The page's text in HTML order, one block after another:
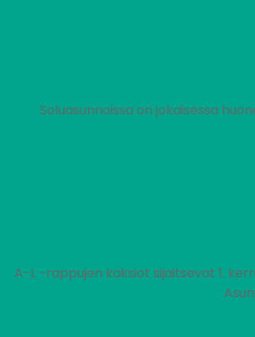
Soluasunnoissa on jokaisessa
A-L -rappujen kaksiot sijaitsevat 1.